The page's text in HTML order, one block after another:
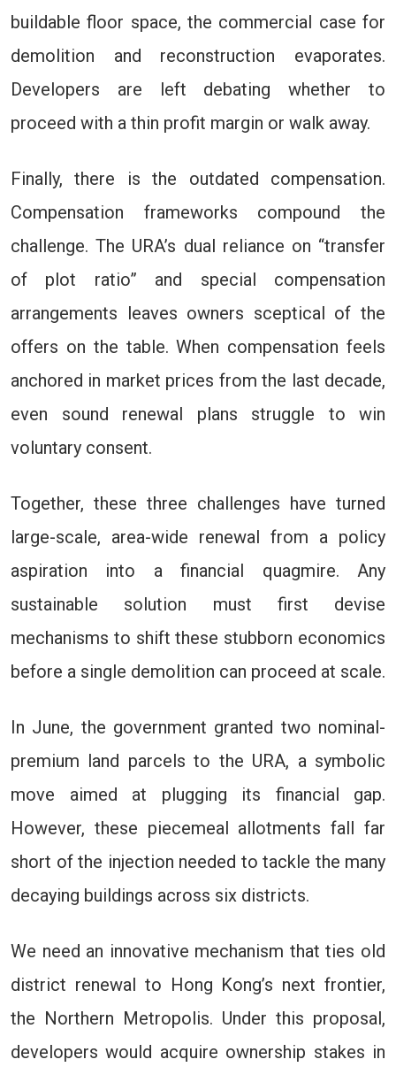
buildable floor space, the commercial case for
demolition and reconstruction evaporates.
Developers are left debating whether to
proceed with a thin profit margin or walk away.
Finally, there is the outdated compensation.
Compensation frameworks compound the
challenge. The URA’s dual reliance on “transfer
of plot ratio” and special compensation
arrangements leaves owners sceptical of the
offers on the table. When compensation feels
anchored in market prices from the last decade,
even sound renewal plans struggle to win
voluntary consent.
Together, these three challenges have turned
large-scale, area-wide renewal from a policy
aspiration into a financial quagmire. Any
sustainable solution must first devise
mechanisms to shift these stubborn economics
before a single demolition can proceed at scale.
In June, the government granted two nominal-
premium land parcels to the URA, a symbolic
move aimed at plugging its financial gap.
However, these piecemeal allotments fall far
short of the injection needed to tackle the many
decaying buildings across six districts.
We need an innovative mechanism that ties old
district renewal to Hong Kong’s next frontier,
the Northern Metropolis. Under this proposal,
developers would acquire ownership stakes in